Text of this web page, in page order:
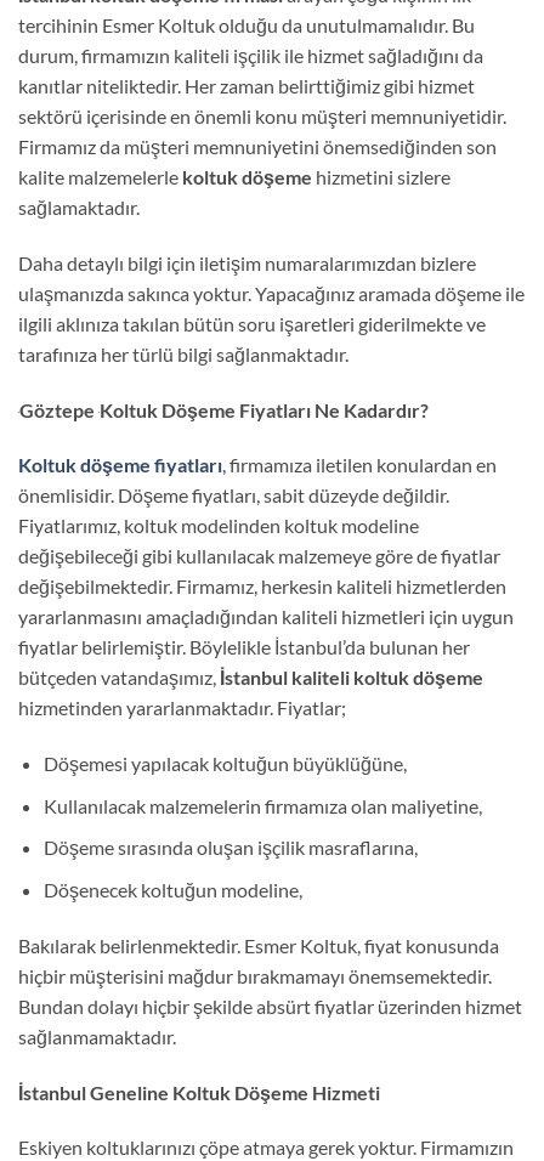
tercihinin Esmer Koltuk olduğu da unutulmamalıdır. Bu
durum, firmamızın kaliteli işçilik ile hizmet sağladığını da
kanıtlar niteliktedir. Her zaman belirttiğimiz gibi hizmet
sektörü içerisinde en önemli konu müşteri memnuniyetidir.
Firmamız da müşteri memnuniyetini önemsediğinden son
kalite malzemelerle koltuk döşeme hizmetini sizlere
sağlamaktadır.
Daha detaylı bilgi için iletişim numaralarımızdan bizlere
ulaşmanızda sakınca yoktur. Yapacağınız aramada döşeme ile
ilgili aklınıza takılan bütün soru işaretleri giderilmekte ve
tarafınıza her türlü bilgi sağlanmaktadır.
Göztepe Koltuk Döşeme Fiyatları Ne Kadardır?
Koltuk döşeme fiyatları,firmamıza iletilen konulardan en
önemlisidir. Döşeme fiyatları, sabit düzeyde değildir.
Fiyatlarımız, koltuk modelinden koltuk modeline
değişebileceği gibi kullanılacak malzemeye göre de fiyatlar
değişebilmektedir. Firmamız, herkesin kaliteli hizmetlerden
yararlanmasını amaçladığından kaliteli hizmetleri için uygun
fiyatlar belirlemiştir. Böylelikle İstanbul’da bulunan her
bütçeden vatandaşımız, İstanbul kaliteli koltuk döşeme
hizmetinden yararlanmaktadır. Fiyatlar;
Döşemesi yapılacak koltuğun büyüklüğüne,
Kullanılacak malzemelerin firmamıza olan maliyetine,
Döşeme sırasında oluşan işçilik masraflarına,
Döşenecek koltuğun modeline,
Bakılarak belirlenmektedir. Esmer Koltuk, fiyat konusunda
hiçbir müşterisini mağdur bırakmamayı önemsemektedir.
Bundan dolayı hiçbir şekilde absürt fiyatlar üzerinden hizmet
sağlanmamaktadır.
İstanbul Geneline Koltuk Döşeme Hizmeti
Eskiyen koltuklarınızı çöpe atmaya gerek yoktur. Firmamızın